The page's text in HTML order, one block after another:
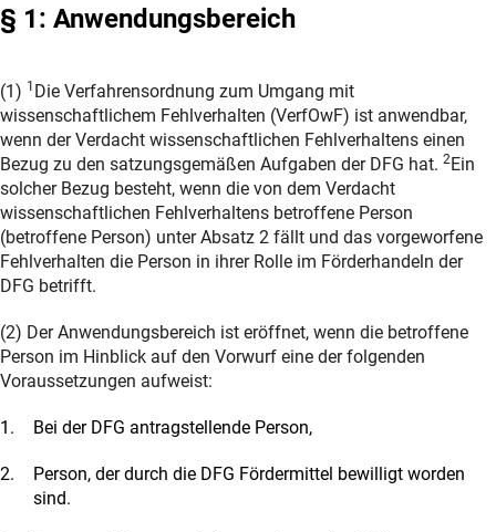
§ 1: Anwendungsbereich
(1) 1 Die Verfahrensordnung zum Umgang mit
wissenschaftlichem Fehlverhalten (VerfOwF) ist anwendbar,
wenn der Verdacht wissenschaftlichen Fehlverhaltens einen
Bezug zu den satzungsgemäßen Aufgaben der DFG hat. 2Ein
solcher Bezug besteht, wenn die von dem Verdacht
wissenschaftlichen Fehlverhaltens betroffene Person
(betroffene Person) unter Absatz 2 fällt und das vorgeworfene
Fehlverhalten die Person in ihrer Rolle im Förderhandeln der
DFG betrifft.
(2) Der Anwendungsbereich ist eröffnet, wenn die betroffene
Person im Hinblick auf den Vorwurf eine der folgenden
Voraussetzungen aufweist:
Bei der DFG antragstellende Person,
Person, der durch die DFG Fördermittel bewilligt worden
sind.